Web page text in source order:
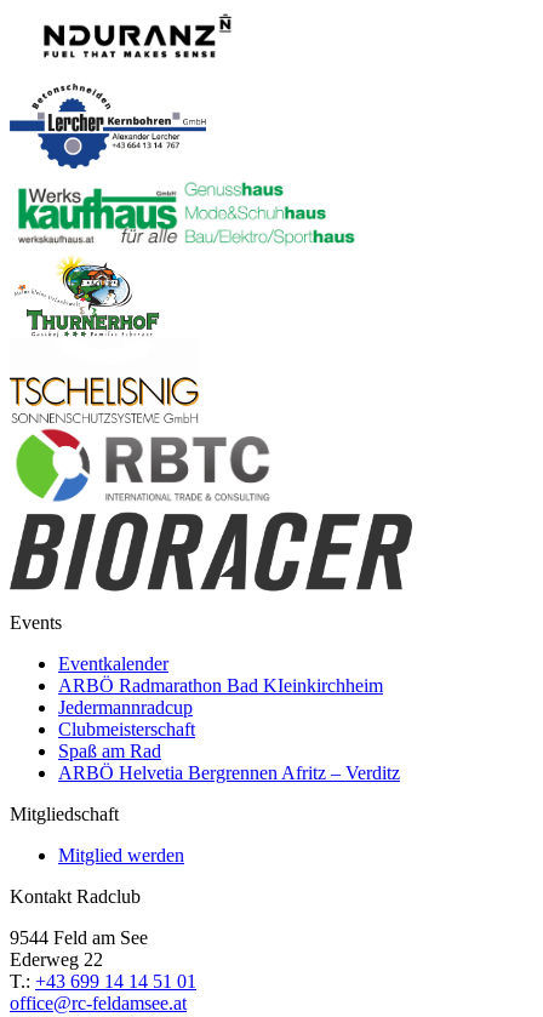
Events
Eventkalender
ARBÖ Radmarathon Bad KIeinkirchheim
Jedermannradcup
Clubmeisterschaft
Spaß am Rad
ARBÖ Helvetia Bergrennen Afritz – Verditz
Mitgliedschaft
Mitglied werden
Kontakt Radclub
9544 Feld am See
Ederweg 22
T.: +43 699 14 14 51 01
office@rc-feldamsee.at